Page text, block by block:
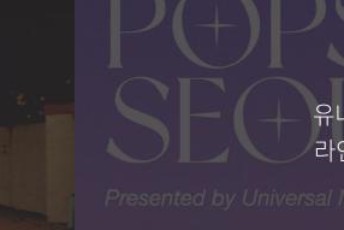
유
라